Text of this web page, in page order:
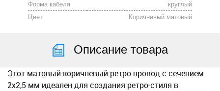
Форма кабеля
круглый
Цвет
Коричневый матовый
Описание товара
Этот матовый коричневый ретро провод с сечением
2х2,5 мм идеален для создания ретро-стиля в